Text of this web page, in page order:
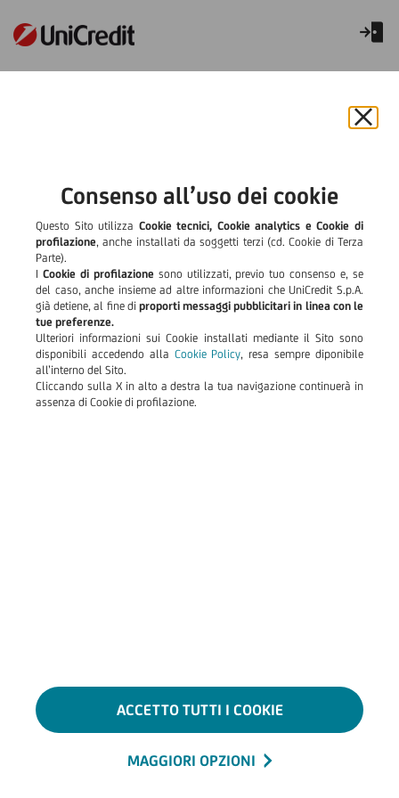
Carte, POS e Servizi di Pagamento
Conti Correnti
Depositi e Libretti
Finanziamenti e Garanzie
Investimenti
Mutui
il
Consenso all’uso dei cookie
Questo Sito utilizza Cookie tecnici, Cookie analytics e Cookie di
profilazione, anche installati da soggetti terzi (cd. Cookie di Terza
Parte).
I Cookie di profilazione sono utilizzati, previo tuo consenso e, se
del caso, anche insieme ad altre informazioni che UniCredit S.p.A.
già detiene, al fine di proporti messaggi pubblicitari in linea con le
tue preferenze.
Ulteriori informazioni sui Cookie installati mediante il Sito sono
disponibili accedendo alla Cookie Policy, resa sempre diponibile
all’interno del Sito.
Cliccando sulla X in alto a destra la tua navigazione continuerà in
assenza di Cookie di profilazione.
ACCETTO TUTTI I COOKIE
MAGGIORI OPZIONI